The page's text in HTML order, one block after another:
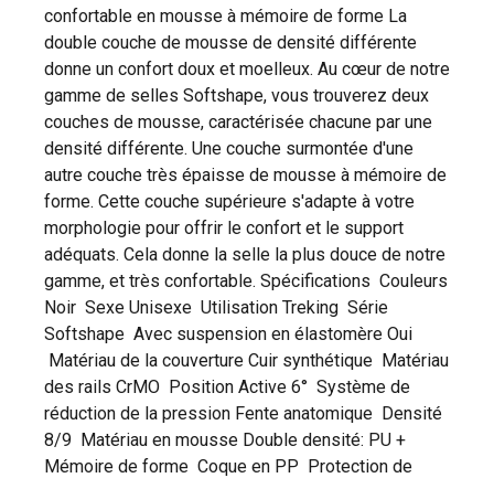
confortable en mousse à mémoire de forme La
double couche de mousse de densité différente
donne un confort doux et moelleux. Au cœur de notre
gamme de selles Softshape, vous trouverez deux
couches de mousse, caractérisée chacune par une
densité différente. Une couche surmontée d'une
autre couche très épaisse de mousse à mémoire de
forme. Cette couche supérieure s'adapte à votre
morphologie pour offrir le confort et le support
adéquats. Cela donne la selle la plus douce de notre
gamme, et très confortable. Spécifications Couleurs
Noir Sexe Unisexe Utilisation Treking Série
Softshape Avec suspension en élastomère Oui
Matériau de la couverture Cuir synthétique Matériau
des rails CrMO Position Active 6° Système de
réduction de la pression Fente anatomique Densité
8/9 Matériau en mousse Double densité: PU +
Mémoire de forme Coque en PP Protection de